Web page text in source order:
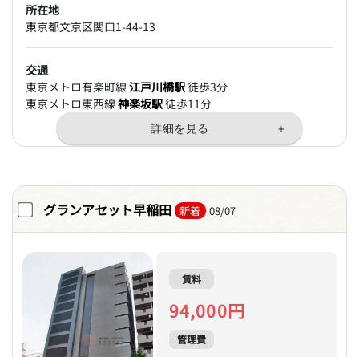
所在地
東京都文京区関口1-44-13
交通
東京メトロ有楽町線江戸川橋駅徒歩3分
東京メトロ東西線神楽坂駅徒歩11分
グランアセット早稲田 新着 08/07
賃料
94,000円
管理費